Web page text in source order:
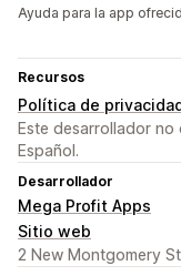
Ayuda para la app
Recursos
Política de privacidad
Este desarrollador
Español.
Desarrollador
Mega Profit Apps
Sitio web
2 New Montgomery